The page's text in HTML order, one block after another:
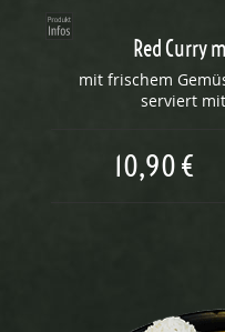
Red Curry
mit frischem
serviert
10,90 €